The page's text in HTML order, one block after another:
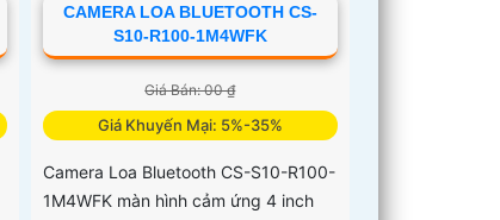
CAMERA LOA BLUETOOTH CS-
S10-R100-1M4WFK
Giá Bán: 00 ₫
Giá Khuyến Mại: 5%-35%
Camera Loa Bluetooth CS-S10-R100-
1M4WFK màn hình cảm ứng 4 inch